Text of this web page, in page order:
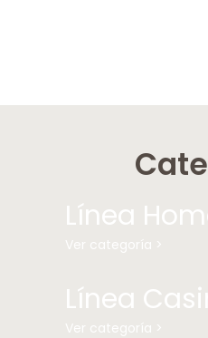
Línea
Ver categoría >
Línea
Ver categoría >